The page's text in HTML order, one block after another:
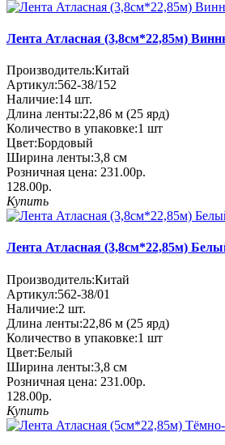
Лента Атласная (3,8см*22,85м)
Производитель:Китай
Артикул:562-38/152
Наличие:14 шт.
Длина ленты:22,86 м (25 ярд)
Количество в упаковке:1 шт
Цвет:Бордовый
Ширина ленты:3,8 см
Розничная цена: 231.00р.
128.00р.
Купить
Лента Атласная (3,8см*22,85м)
Производитель:Китай
Артикул:562-38/01
Наличие:2 шт.
Длина ленты:22,86 м (25 ярд)
Количество в упаковке:1 шт
Цвет:Белый
Ширина ленты:3,8 см
Розничная цена: 231.00р.
128.00р.
Купить